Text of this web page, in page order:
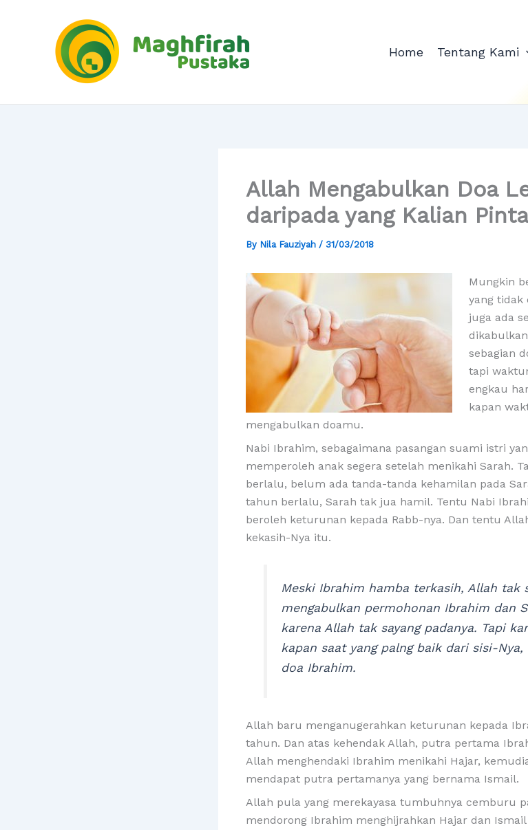
Home Tentang Kami
Allah Mengabulkan Doa
daripada yang Kalian Pinta
By Nila Fauziyah / 31/03/2018
Mungkin
yang tidak
juga ada
sebagian
tapi
engkau
kapan
mengabulkan doamu.
Nabi Ibrahim, sebagaimana pasangan suami istri
memperoleh anak segera setelah menikahi Sarah.
berlalu, belum ada tanda-tanda kehamilan pada
tahun berlalu, Sarah tak jua hamil. Tentu Nabi
beroleh keturunan kepada Rabb-nya. Dan tentu
kekasih-Nya itu.
Meski Ibrahim hamba terkasih, Allah tak
mengabulkan permohonan Ibrahim dan
karena Allah tak sayang padanya. Tapi
kapan saat yang palng baik dari sisi-
doa Ibrahim.
Allah baru menganugerahkan keturunan kepada
tahun. Dan atas kehendak Allah, putra pertama
Allah menghendaki Ibrahim menikahi Hajar,
mendapat putra pertamanya yang bernama Ismail.
Allah pula yang merekayasa tumbuhnya cemburu
mendorong Ibrahim menghijrahkan Hajar dan